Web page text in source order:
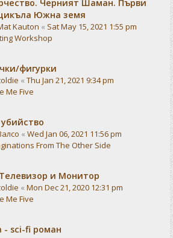
Черният Шаман. Първи
Южна земя
Kauton « Sat May 15, 2021 1:55 pm
Workshop
фигурки
« Thu Jan 21, 2021 9:34 pm
Me Five
« Wed Jan 06, 2021 11:56 pm
From The Other Side
и Монитор
« Mon Dec 21, 2020 12:31 pm
Me Five
- sci-fi роман